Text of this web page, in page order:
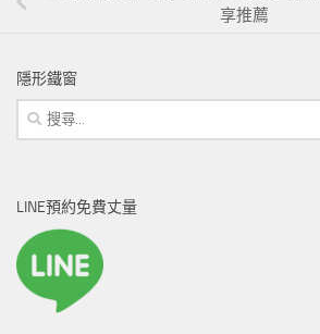
享推薦
隱形鐵窗
搜
尋
字:
LINE預約免費丈量